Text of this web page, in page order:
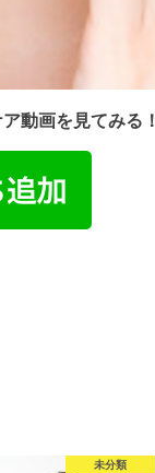
動画を見てみる！
未分類